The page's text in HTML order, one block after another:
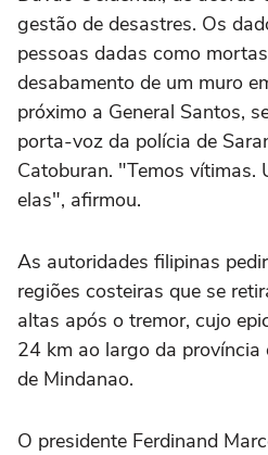
gestão de desastres. Os
pessoas dadas como
desabamento de um muro
próximo a General Santos,
porta-voz da polícia de
Catoburan. "Temos vítimas.
elas", afirmou.
As autoridades filipinas
regiões costeiras que se
altas após o tremor, cujo
24 km ao largo da província
de Mindanao.
O presidente Ferdinand